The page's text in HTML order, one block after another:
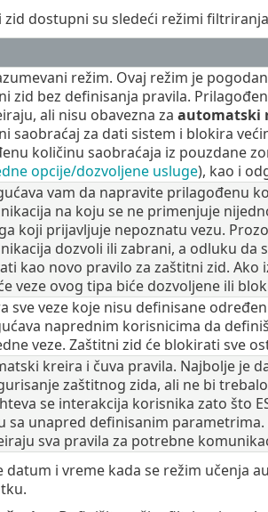
zid dostupni su sledeći režimi
režim. Ovaj režim je
zid bez definisanja pravila.
ali nisu obavezna za automatski
saobraćaj za dati sistem i blokira
količinu saobraćaja iz pouzdane
opcije/dozvoljene usluge), kao i
vam da napravite prilagođenu
na koju se ne primenjuje
koji prijavljuje nepoznatu vezu.
dozvoli ili zabrani, a odluku da
kao novo pravilo za zaštitni zid.
veze ovog tipa biće dozvoljene ili
sve veze koje nisu definisane
naprednim korisnicima da
veze. Zaštitni zid će blokirati sve
kreira i čuva pravila. Najbolje je
zaštitnog zida, ali ne bi
se interakcija korisnika zato što
sa unapred definisanim
sva pravila za potrebne
datum i vreme kada se režim učenja